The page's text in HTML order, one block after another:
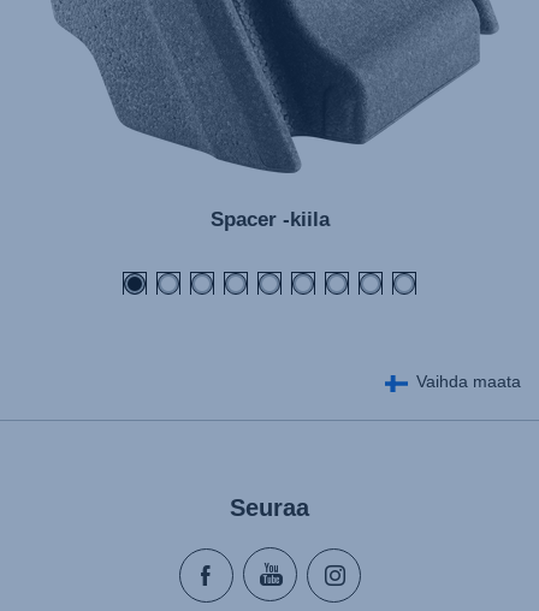
Spacer -kiila
Vaihda maata
Seuraa